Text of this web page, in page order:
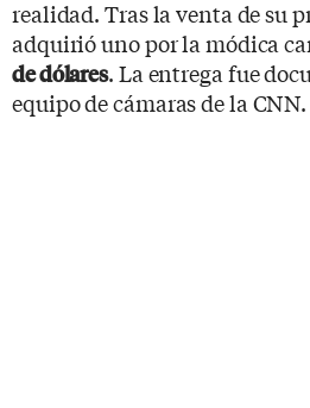
realidad. Tras la venta de su
adquirió uno por la módica
de dólares. La entrega fue
equipo de cámaras de la CNN.